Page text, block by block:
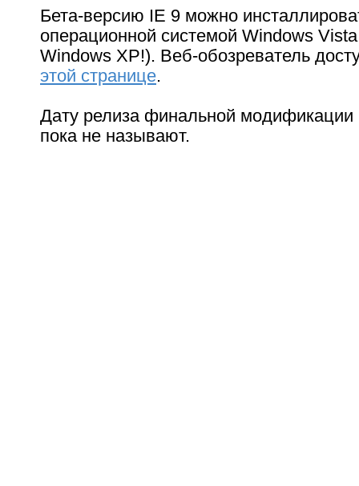
Бета-версию IE 9 можно
операционной системой Windows
Windows ХР!). Веб-обозреватель
этой странице.
Дату релиза финальной модификации
пока не называют.